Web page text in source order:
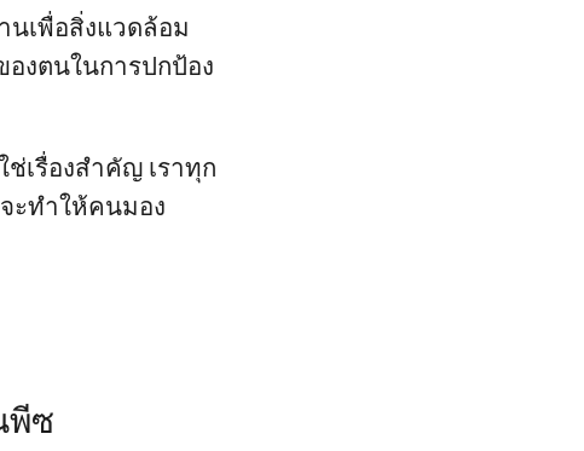
นเพื่อสิ่งแวดล้อม
งตนในการปกป้อง
เรื่องสำคัญ เราทุก
ะทำให้คนมอง
พีซ